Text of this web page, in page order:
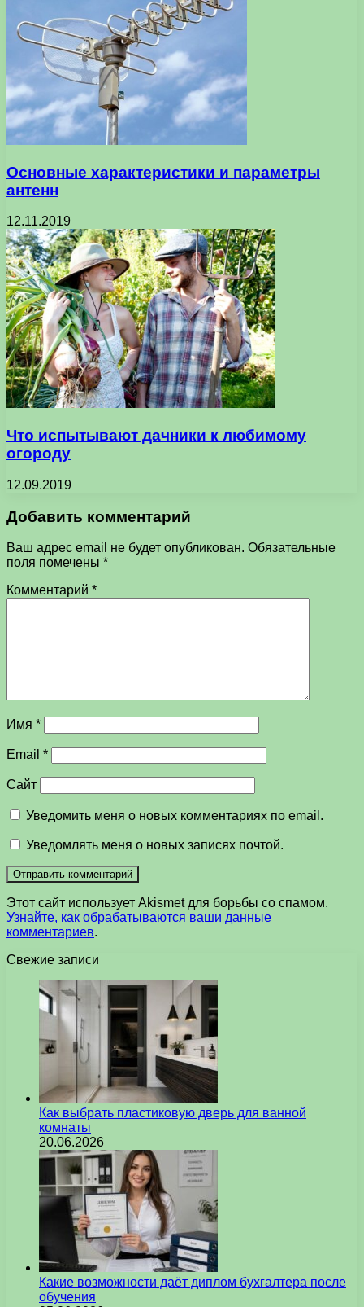
Основные характеристики и параметры
антенн
12.11.2019
Что испытывают дачники к любимому
огороду
12.09.2019
Добавить комментарий
Ваш адрес email не будет опубликован. Обязательные
поля помечены *
Комментарий *
Имя *
Email *
Сайт
Уведомить меня о новых комментариях по email.
Уведомлять меня о новых записях почтой.
Этот сайт использует Akismet для борьбы со спамом.
Узнайте, как обрабатываются ваши данные
комментариев.
Свежие записи
Как выбрать пластиковую дверь для ванной
комнаты
20.06.2026
Какие возможности даёт диплом бухгалтера после
обучения